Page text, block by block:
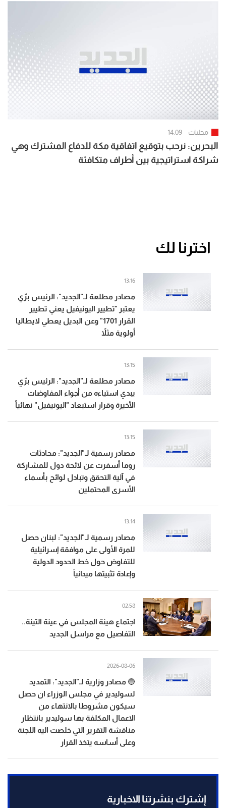
محليات 14:09
البحرين: نرحب بتوقيع اتفاقية مكة للدفاع المشترك وهي
شراكة استراتيجية بين أطراف متكافئة
اخترنا لك
مصادر مطلعة لـ"الجديد": الرئيس برّي
يعتبر "تطيير اليونيفيل يعني تطيير
القرار 1701" وعن البديل يعطي لايطاليا
أولوية مثلاً
13:16
مصادر مطلعة لـ"الجديد": الرئيس برّي
يبدي استياءه من أجواء المفاوضات
الأخيرة وقرار استبعاد "اليونيفيل" نهائياً
13:15
مصادر رسمية لـ"الجديد": محادثات
روما أسفرت عن لائحة دول للمشاركة
في آلية التحقق وتبادل لوائح بأسماء
الأسرى المحتملين
13:15
مصادر رسمية لـ"الجديد": لبنان حصل
للمرة الأولى على موافقة إسرائيلية
للتفاوض حول خط الحدود الدولية
وإعادة تثبيتها ميدانياً
13:14
اجتماع هيئة المجلس في عينة التينة..
التفاصيل مع مراسل الجديد
02:58
🔵 مصادر وزارية لـ"الجديد": التمديد
لسوليدير في مجلس الوزراء ان حصل
سيكون مشروطا بالانتهاء من
الاعمال المكلفة بها سوليدير بانتظار
مناقشة التقرير التي خلصت اليه اللجنة
وعلى أساسه يتخذ القرار
2026-08-06
إشترك بنشرتنا الاخبارية